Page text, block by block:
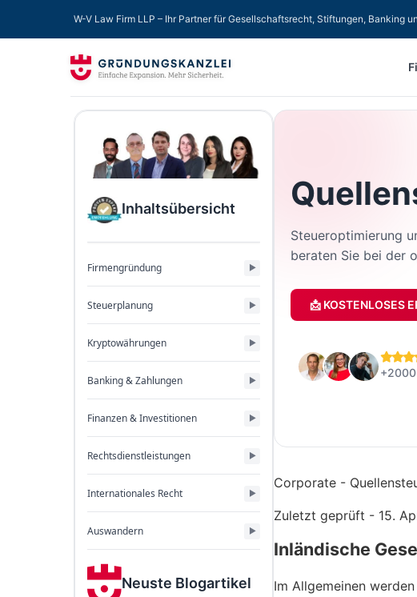
W-V Law Firm LLP – Ihr Partner für Gesellschaftsrecht, Stiftungen, Banking
Inhaltsübersicht
Firmengründung
Steuerplanung
Kryptowährungen
Banking & Zahlungen
Finanzen & Investitionen
Rechtsdienstleistungen
Internationales Recht
Auswandern
Neuste Blogartikel
Steueroptimierung
beraten Sie bei der
📩 KOSTENLOSES
Corporate -
Zuletzt geprüft - 15.
Inländische
Im Allgemeinen